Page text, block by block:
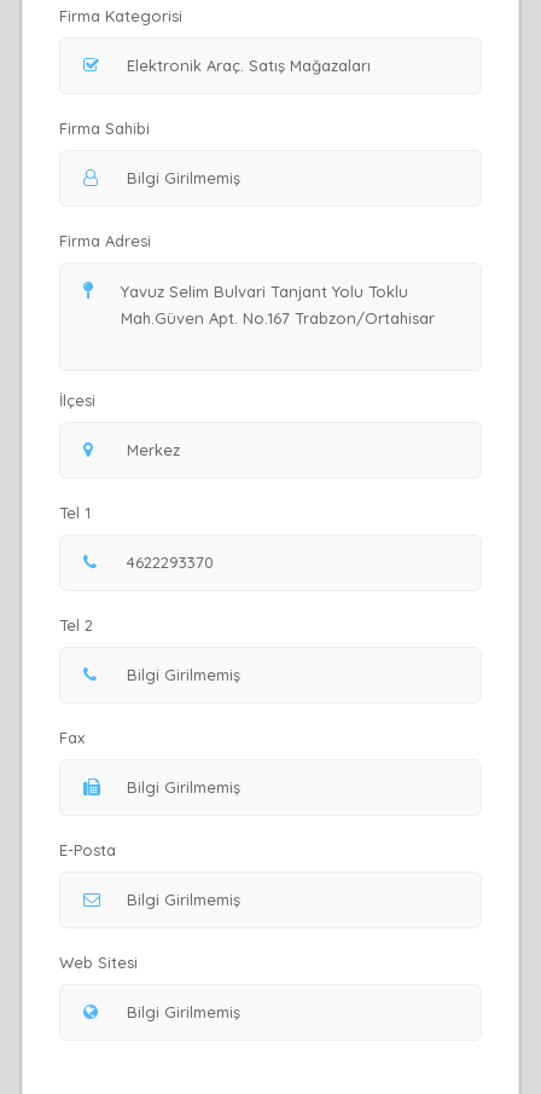
Firma Kategorisi
Firma Sahibi
Firma Adresi
İlçesi
Tel 1
Tel 2
Fax
E-Posta
Web Sitesi